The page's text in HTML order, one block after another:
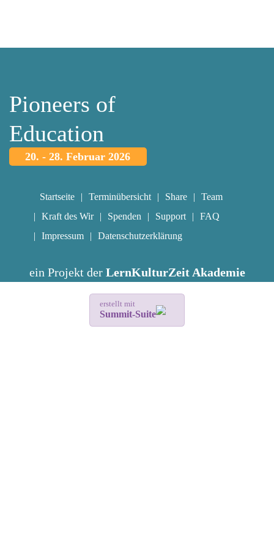
Pioneers of
Education
20. - 28. Februar 2026
Startseite Terminübersicht Share
Team
Kraft des Wir
Spenden Support
FAQ
Impressum
Datenschutzerklärung
ein Projekt der LernKulturZeit Akademie
erstellt mit
Summit-Suite